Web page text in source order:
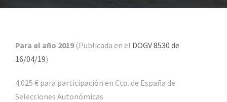
Para el año 2019(Publicada en el DOGV 8530 de
16/04/19)
4.025 € para participación en Cto. de España de
Selecciones Autonómicas